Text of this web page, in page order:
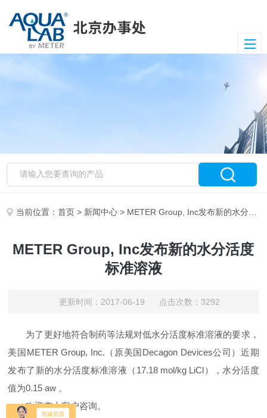
当前位置：首页 > 新闻中心 > METER Group, Inc发布新的水分活度标准溶液
METER Group, Inc发布新的水分活度
标准溶液
更新时间：2017-06-19 点击次数：3292
为了更好地符合制药等法规对低水分活度标准溶液的要求，
美国METER Group, Inc.（原美国Decagon Devices公司）近期
发布了新的水分活度标准溶液（17.18 mol/kg LiCl），水分活度
值为0.15 aw 。
欢迎广大客户咨询。